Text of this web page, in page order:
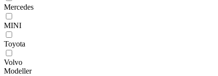
Mercedes
MINI
Toyota
Volvo
Modeller